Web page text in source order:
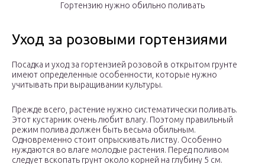
Гортензию нужно обильно поливать
Уход за розовыми гортензиями
Посадка и уход за гортензией розовой в открытом грунте
имеют определенные особенности, которые нужно
учитывать при выращивании культуры.
Прежде всего, растение нужно систематически поливать.
Этот кустарник очень любит влагу. Поэтому правильный
режим полива должен быть весьма обильным.
Одновременно стоит опрыскивать листву. Особенно
нуждаются во влаге молодые растения. Перед поливом
следует вскопать грунт около корней на глубину 5 см.